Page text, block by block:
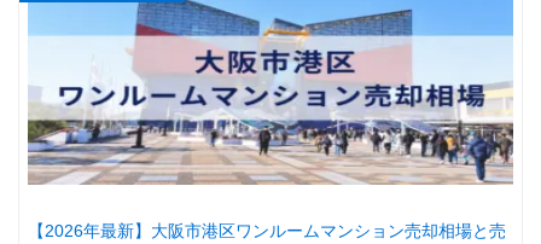
【2026年最新】大阪市港区ワンルームマンション売却相場と売